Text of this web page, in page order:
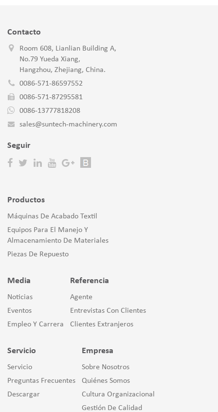
Contacto
Room 608, Lianlian Building A,
No.79 Yueda Xiang,
Hangzhou, Zhejiang, China.
0086-571-86597552
0086-571-87295581
0086-13777818208
sales@suntech-machinery.com
Seguir
Productos
Máquinas De Acabado Textil
Equipos Para El Manejo Y
Almacenamiento De Materiales
Piezas De Repuesto
Media
Noticias
Eventos
Empleo Y Carrera
Referencia
Agente
Entrevistas Con Clientes
Clientes Extranjeros
Servicio
Servicio
Preguntas Frecuentes
Descargar
Empresa
Sobre Nosotros
Quiénes Somos
Cultura Organizacional
Gestión De Calidad